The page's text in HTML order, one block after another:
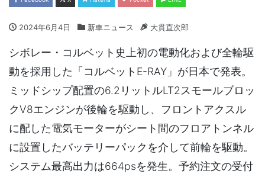
2024年6月4日 新車ニュース 大貫直次郎
シボレー・コルベット史上初の電動化および全輪駆
動を採用した「コルベットE-RAY」が日本で発表。
ミッドシップ配置の6.2リットルLT2スモールブロッ
クV8エンジンが後輪を駆動し、フロントアクスル
に配した電気モーターがシート間のフロアトンネル
に設置したバッテリーパックを介して前輪を駆動。
システム最高出力は664psを発生。予約注文の受付